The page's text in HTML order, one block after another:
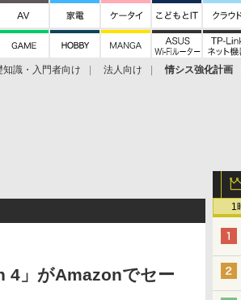
知識・入門者向け 法人向け 情シス強化計画
1
4」がAmazonでセー